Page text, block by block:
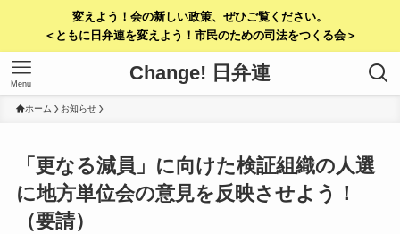
変えよう！会の新しい政策、ぜひご覧ください。
＜ともに日弁連を変えよう！市民のための司法をつくる会＞
Change! 日弁連
Menu
ホーム お知らせ
「更なる減員」に向けた検証組織の人選
に地方単位会の意見を反映させよう！
（要請）